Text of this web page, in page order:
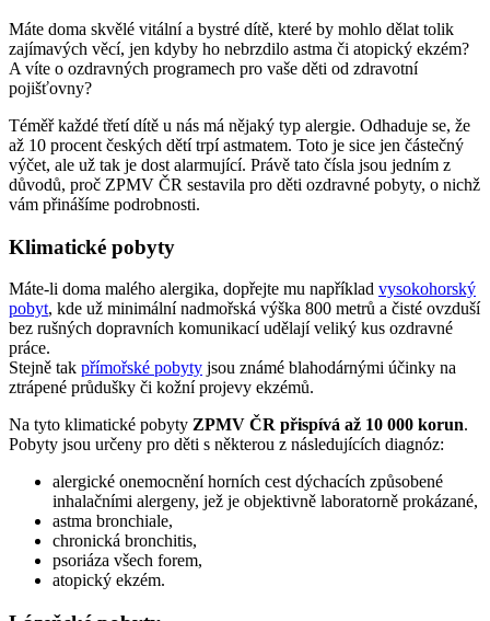
Máte doma skvělé vitální a bystré dítě, které by mohlo dělat tolik
zajímavých věcí, jen kdyby ho nebrzdilo astma či atopický ekzém?
A víte o ozdravných programech pro vaše děti od zdravotní
pojišťovny?
Téměř každé třetí dítě u nás má nějaký typ alergie. Odhaduje se, že
až 10 procent českých dětí trpí astmatem. Toto je sice jen částečný
výčet, ale už tak je dost alarmující. Právě tato čísla jsou jedním z
důvodů, proč ZPMV ČR sestavila pro děti ozdravné pobyty, o nichž
vám přinášíme podrobnosti.
Klimatické pobyty
Máte-li doma malého alergika, dopřejte mu například vysokohorský
pobyt, kde už minimální nadmořská výška 800 metrů a čisté ovzduší
bez rušných dopravních komunikací udělají veliký kus ozdravné
práce.
Stejně tak přímořské pobyty jsou známé blahodárnými účinky na
ztrápené průdušky či kožní projevy ekzémů.
Na tyto klimatické pobyty ZPMV ČR přispívá až 10 000 korun.
Pobyty jsou určeny pro děti s některou z následujících diagnóz:
alergické onemocnění horních cest dýchacích způsobené
inhalačními alergeny, jež je objektivně laboratorně prokázané,
astma bronchiale,
chronická bronchitis,
psoriáza všech forem,
atopický ekzém.